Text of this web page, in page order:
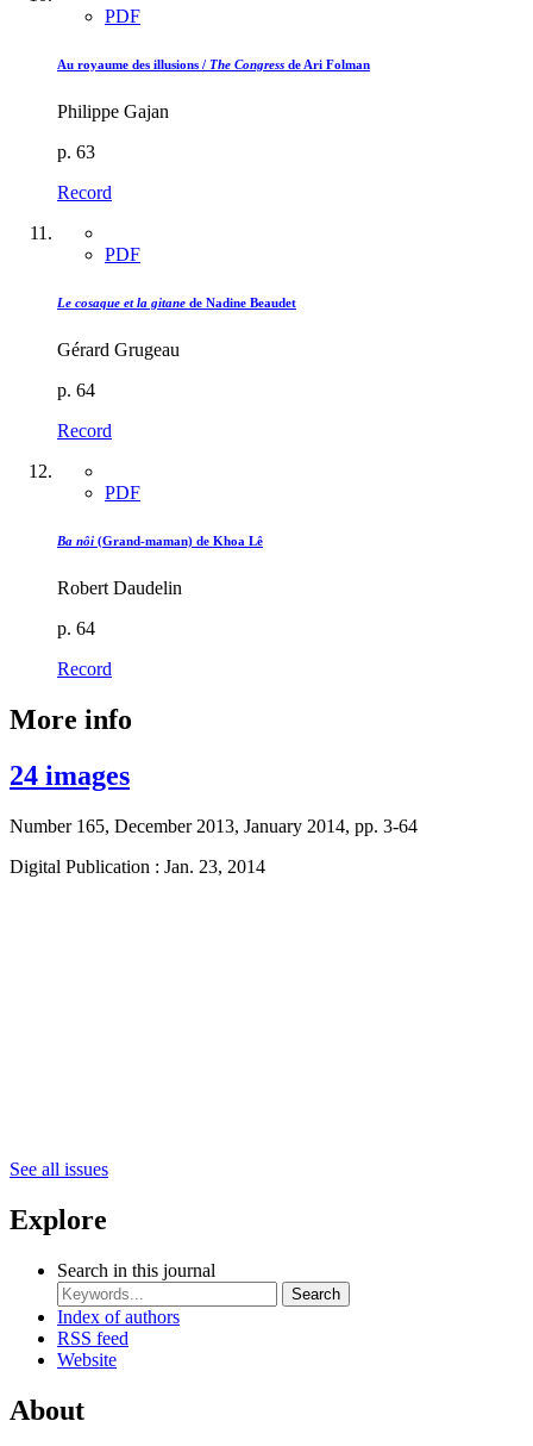
PDF
Au royaume des illusions / The Congress de Ari Folman
Philippe Gajan
p. 63
Record
PDF
Le cosaque et la gitane de Nadine Beaudet
Gérard Grugeau
p. 64
Record
PDF
Ba nôi (Grand-maman) de Khoa Lê
Robert Daudelin
p. 64
Record
More info
24 images
Number 165, December 2013, January 2014, pp. 3-64
Digital Publication : Jan. 23, 2014
See all issues
Explore
Search in this journal
Search
Index of authors
RSS feed
Website
About